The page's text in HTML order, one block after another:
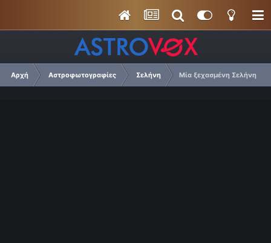
Αρχή Αστροφωτογραφίες Σελήνη Μία ξεχασμένη Σελήνη